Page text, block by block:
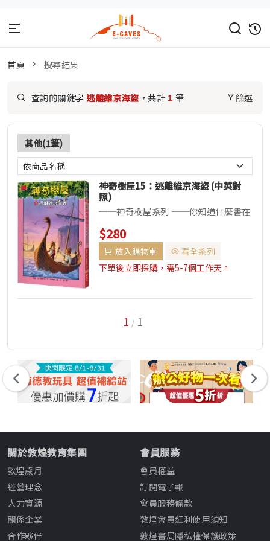
首頁 搜尋結果
查詢的關鍵字 逃離維京海盜，共計 1 筆 篩選
其他(1筆)
神奇樹屋15：逃離維京海盜 (中英對
照)
──神奇樹屋系列 ──你知道什麼書在
世界各地總銷售量已超過一億冊，在台
灣銷售量突破200萬冊，幾乎每...
$280
放入購物車
看全系列
下單後立即採購，需5-7個工作天。
1 / 1
關於敦煌教育集團
敦煌歲月
經營理念
人力資源
關係企業
合作夥伴
會員服務
會員權益
訂閱電子報
會員服務條款
敦煌會員紅利使用須知
敦煌書局隱私權保護政策